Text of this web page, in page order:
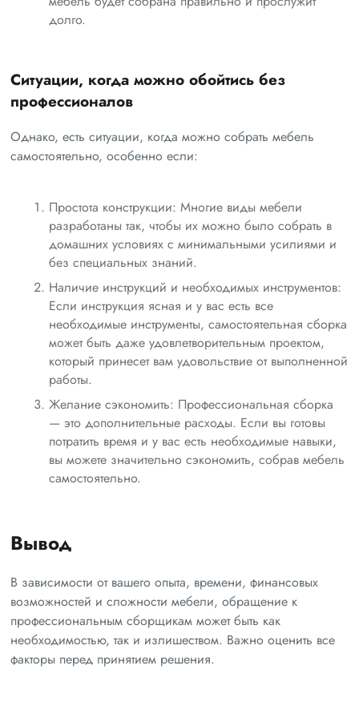
долго.
Ситуации, когда можно обойтись без
профессионалов
Однако, есть ситуации, когда можно собрать мебель
самостоятельно, особенно если:
Простота конструкции: Многие виды мебели
разработаны так, чтобы их можно было собрать в
домашних условиях с минимальными усилиями и
без специальных знаний.
Наличие инструкций и необходимых инструментов:
Если инструкция ясная и у вас есть все
необходимые инструменты, самостоятельная сборка
может быть даже удовлетворительным проектом,
который принесет вам удовольствие от выполненной
работы.
Желание сэкономить: Профессиональная сборка
— это дополнительные расходы. Если вы готовы
потратить время и у вас есть необходимые навыки,
вы можете значительно сэкономить, собрав мебель
самостоятельно.
Вывод
В зависимости от вашего опыта, времени, финансовых
возможностей и сложности мебели, обращение к
профессиональным сборщикам может быть как
необходимостью, так и излишеством. Важно оценить все
факторы перед принятием решения.